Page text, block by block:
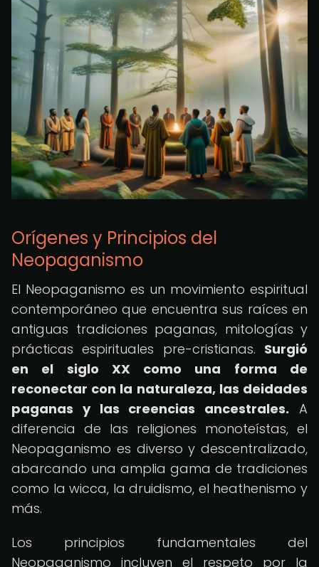
Orígenes y Principios del
Neopaganismo
El Neopaganismo es un movimiento espiritual
contemporáneo que encuentra sus raíces en
antiguas tradiciones paganas, mitologías y
prácticas espirituales pre-cristianas. Surgió
en el siglo XX como una forma de
reconectar con la naturaleza, las deidades
paganas y las creencias ancestrales. A
diferencia de las religiones monoteístas, el
Neopaganismo es diverso y descentralizado,
abarcando una amplia gama de tradiciones
como la wicca, la druidismo, el heathenismo y
más.
Los principios fundamentales del
Neopaganismo incluyen el respeto por la